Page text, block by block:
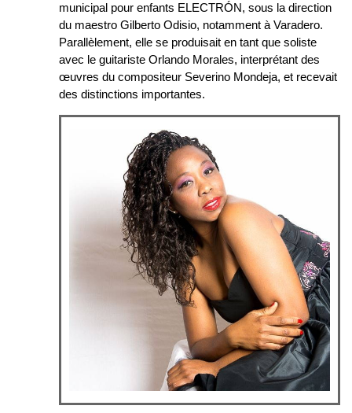
municipal pour enfants ELECTRÓN, sous la direction
du maestro Gilberto Odisio, notamment à Varadero.
Parallèlement, elle se produisait en tant que soliste
avec le guitariste Orlando Morales, interprétant des
œuvres du compositeur Severino Mondeja, et recevait
des distinctions importantes.